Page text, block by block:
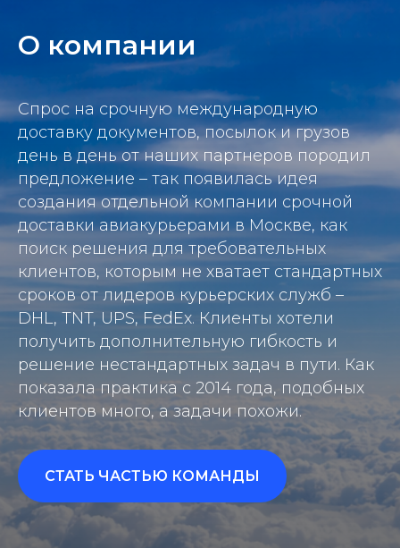
О компании
Спрос на срочную международную
доставку документов, посылок и грузов
день в день от наших партнеров породил
предложение – так появилась идея
создания отдельной компании срочной
доставки авиакурьерами в Москве, как
поиск решения для требовательных
клиентов, которым не хватает стандартных
сроков от лидеров курьерских служб –
DHL, TNT, UPS, FedEx. Клиенты хотели
получить дополнительную гибкость и
решение нестандартных задач в пути. Как
показала практика с 2014 года, подобных
клиентов много, а задачи похожи.
СТАТЬ ЧАСТЬЮ КОМАНДЫ